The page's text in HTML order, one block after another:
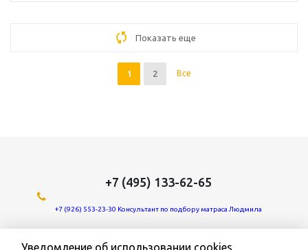
Показать еще
1 2 Все
+7 (495) 133-62-65
+7 (926) 553-23-30 Консультант по подбору матраса Людмила
Уведомление об использовании cookies